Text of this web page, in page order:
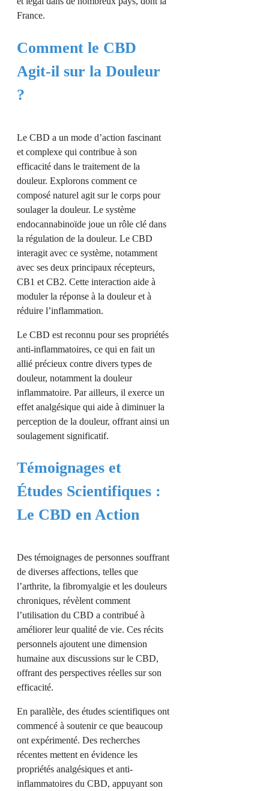
France.
Comment le CBD
Agit-il sur la Douleur
?
Le CBD a un mode d’action fascinant
et complexe qui contribue à son
efficacité dans le traitement de la
douleur. Explorons comment ce
composé naturel agit sur le corps pour
soulager la douleur. Le système
endocannabinoïde joue un rôle clé dans
la régulation de la douleur. Le CBD
interagit avec ce système, notamment
avec ses deux principaux récepteurs,
CB1 et CB2. Cette interaction aide à
moduler la réponse à la douleur et à
réduire l’inflammation.
Le CBD est reconnu pour ses propriétés
anti-inflammatoires, ce qui en fait un
allié précieux contre divers types de
douleur, notamment la douleur
inflammatoire. Par ailleurs, il exerce un
effet analgésique qui aide à diminuer la
perception de la douleur, offrant ainsi un
soulagement significatif.
Témoignages et
Études Scientifiques :
Le CBD en Action
Des témoignages de personnes souffrant
de diverses affections, telles que
l’arthrite, la fibromyalgie et les douleurs
chroniques, révèlent comment
l’utilisation du CBD a contribué à
améliorer leur qualité de vie. Ces récits
personnels ajoutent une dimension
humaine aux discussions sur le CBD,
offrant des perspectives réelles sur son
efficacité.
En parallèle, des études scientifiques ont
commencé à soutenir ce que beaucoup
ont expérimenté. Des recherches
récentes mettent en évidence les
propriétés analgésiques et anti-
inflammatoires du CBD, appuyant son